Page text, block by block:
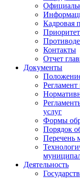
Кадровая
Контакты
Отчет
Документы
услуг
Формы
Порядок
Перечень
Деятельность